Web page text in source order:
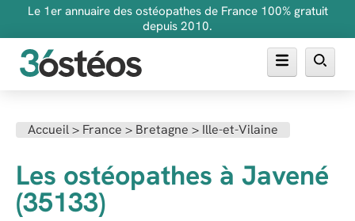
Le 1er annuaire des ostéopathes de France 100% gratuit
depuis 2010.
Inscrire son cabinet
Accueil> France > Bretagne > Ille-et-Vilaine
Les ostéopathes à Javené
(35133)